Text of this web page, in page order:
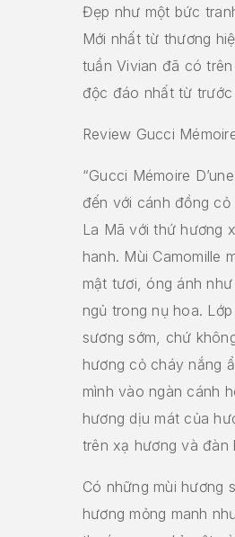
Đẹp như một bức
Mới nhất từ thương
tuần Vivian đã có
độc đáo nhất từ
Review Gucci
“Gucci Mémoire
đến với cánh đồng
La Mã với thứ hương
hanh. Mùi Camomille
mật tươi, óng ánh
ngủ trong nụ hoa.
sương sớm, chứ
hương cỏ cháy nắng
mình vào ngàn cánh
hương dịu mát của
trên xạ hương và đàn
Có những mùi hương
hương mỏng manh